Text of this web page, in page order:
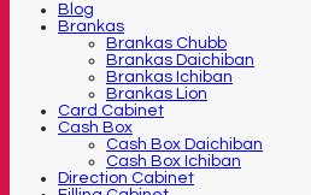
Blog
Brankas
Brankas Chubb
Brankas Daichiban
Brankas Ichiban
Brankas Lion
Card Cabinet
Cash Box
Cash Box Daichiban
Cash Box Ichiban
Direction Cabinet